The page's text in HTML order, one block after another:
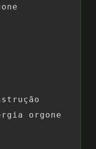
orgone